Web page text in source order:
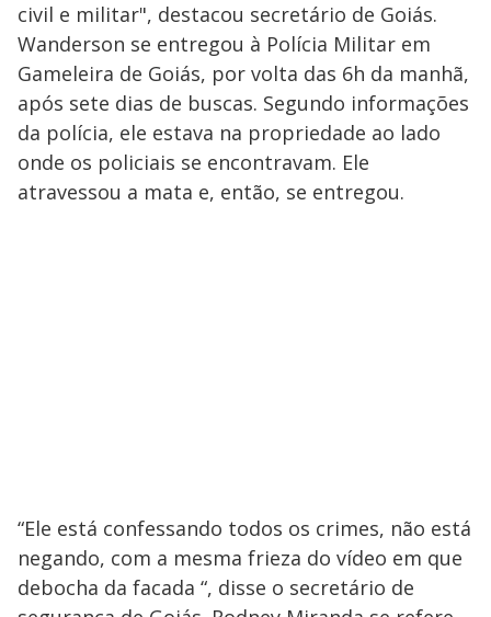
civil e militar", destacou secretário de Goiás.
Wanderson se entregou à Polícia Militar em
Gameleira de Goiás, por volta das 6h da manhã,
após sete dias de buscas. Segundo informações
da polícia, ele estava na propriedade ao lado
onde os policiais se encontravam. Ele
atravessou a mata e, então, se entregou.
“Ele está confessando todos os crimes, não está
negando, com a mesma frieza do vídeo em que
debocha da facada “, disse o secretário de